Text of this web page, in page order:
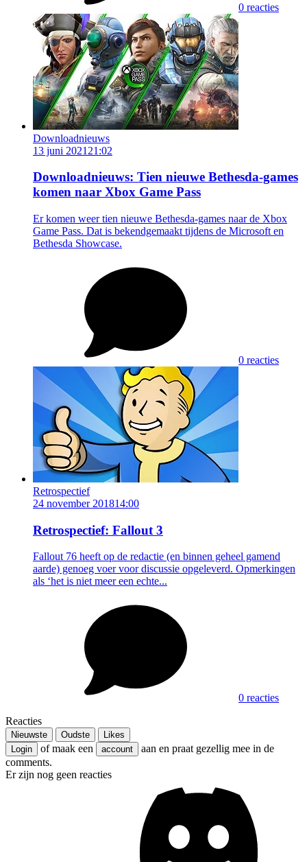
0 reacties
Downloadnieuws
13 juni 2021 21:02
Downloadnieuws: Tien nieuwe Bethesda-games
komen naar Xbox Game Pass
Er komen weer tien nieuwe Bethesda-games naar de Xbox
Game Pass. Dat is bekendgemaakt tijdens de Microsoft en
Bethesda Showcase.
0 reacties
Retrospectief
24 november 201814:00
Retrospectief: Fallout 3
Fallout 76 heeft op de redactie (en binnen geheel gamend
aarde) genoeg voer voor discussie opgeleverd. Opmerkingen
als ‘het is niet meer een echte...
0 reacties
Reacties
Nieuwste Oudste
Likes
Login
of maak een account
aan en praat gezellig mee in de
comments.
Er zijn nog geen reacties